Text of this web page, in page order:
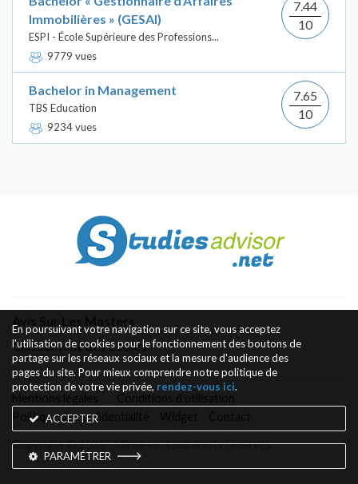
Immobilières » (GESAI)
ESPI - École Supérieure des Professions...
9779 vues
7.44
10
Bachelor in Management
TBS Education
9234 vues
7.65
10
Classement des Écoles
Politique de confidentialité
Copyright © 2026 - Silkwires. Tous droits réservés
En poursuivant votre navigation sur ce site, vous acceptez
l'utilisation de cookies pour le fonctionnement des boutons de
partage sur les réseaux sociaux et la mesure d'audience des
pages du site. Pour mieux comprendre notre politique de
protection de votre vie privée, rendez-vous ici.
ACCEPTER
PARAMÉTRER